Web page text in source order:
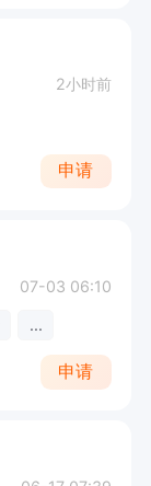
2小时前
申请
07-03 06:10
...
申请